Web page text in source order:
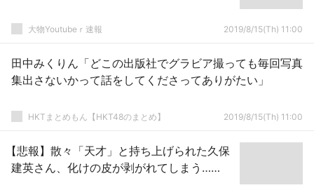
大物Youtubeｒ速報 2019/8/15(Th) 11:00
田中みくりん「どこの出版社でグラビア撮っても毎回写真
集出さないかって話をしてくださってありがたい」
HKTまとめもん【HKT48のまとめ】 2019/8/15(Th) 11:00
【悲報】散々「天才」と持ち上げられた久保
建英さん、化けの皮が剥がれてしまう……